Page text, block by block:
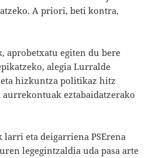
A priori, beti kontra,
aprobetxatu egiten du bere
alegia Lurralde
hizkuntza politikaz hitz
eztabaidatzerako
eta deigarriena PSErena
legegintzaldia uda pasa arte